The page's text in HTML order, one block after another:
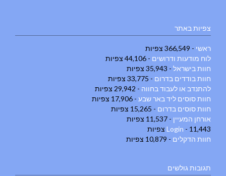
צפיות באתר
ראשי - 366,549 צפיות
לוח מודעות ודרושים - 44,106 צפיות
חוות בישראל - 35,943 צפיות
חוות בודדים בדרום - 33,775 צפיות
להתנדב או לעבוד בחווה - 29,942 צפיות
חוות סוסים ליד באר שבע - 17,906 צפיות
חוות סוסים בדרום - 15,265 צפיות
אורחן המעיין - 11,537 צפיות
Login - 11,443 צפיות
חוות הדקלים - 10,879 צפיות
תגובות גולשים